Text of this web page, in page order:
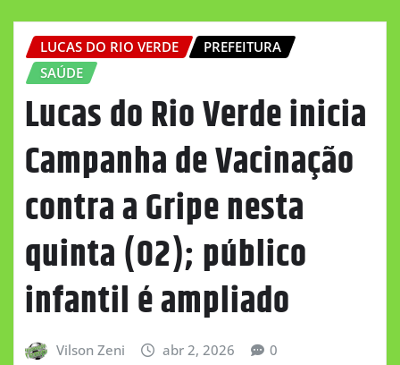
LUCAS DO RIO VERDE
PREFEITURA
SAÚDE
Lucas do Rio Verde inicia
Campanha de Vacinação
contra a Gripe nesta
quinta (02); público
infantil é ampliado
Vilson Zeni abr 2, 2026 0